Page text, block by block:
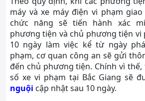
máy và xe máy điện vi phạm
chức năng sẽ tiến hành xác
phương tiện và chủ phương tiện vi
10 ngày làm việc kể từ ngày
phạm, cơ quan công an sẽ gửi
đến chủ phương tiện. Chính vì
số xe vi phạm tại Bắc Giang sẽ
nguội cập nhật sau 10 ngày.